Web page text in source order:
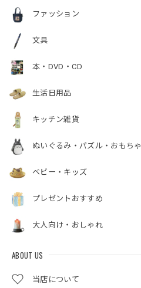
ファッション
文具
本・DVD・CD
生活日用品
キッチン雑貨
ぬいぐるみ・パズル・おもちゃ
ベビー・キッズ
プレゼントおすすめ
大人向け・おしゃれ
ABOUT US
当店について